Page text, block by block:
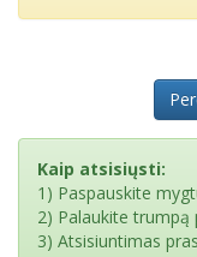
Kaip atsisiųsti:
1) Paspauskite
2) Palaukite trumpą
3) Atsisiuntimas